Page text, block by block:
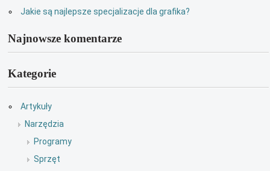
Jakie są najlepsze specjalizacje dla grafika?
Najnowsze komentarze
Kategorie
Artykuły
Narzędzia
Programy
Sprzęt